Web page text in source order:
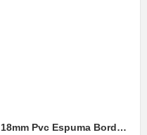
18mm Pvc Espuma Bordo